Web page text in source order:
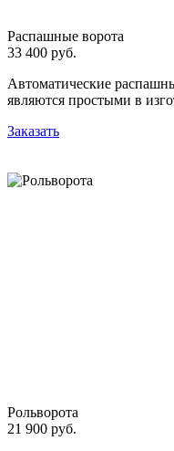
Распашные ворота
33 400 руб.
Автоматические
являются простыми в
Заказать
Рольворота
21 900 руб.